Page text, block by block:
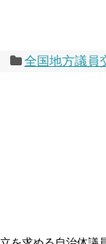
全国地方議員